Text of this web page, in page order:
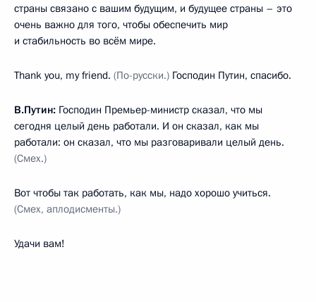
страны связано с вашим будущим, и будущее страны – это
очень важно для того, чтобы обеспечить мир
и стабильность во всём мире.
Thank you, my friend. (По-русски.) Господин Путин, спасибо.
В.Путин: Господин Премьер-министр сказал, что мы
сегодня целый день работали. И он сказал, как мы
работали: он сказал, что мы разговаривали целый день.
(Смех.)
Вот чтобы так работать, как мы, надо хорошо учиться.
(Смех, аплодисменты.)
Удачи вам!